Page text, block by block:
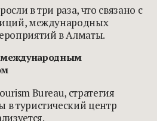
в три раза, что связано с
международных
в Алматы.
Bureau, стратегия
туристический центр